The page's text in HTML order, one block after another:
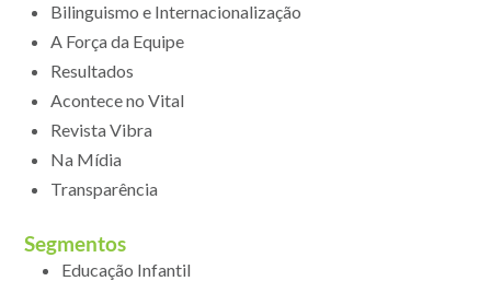
Bilinguismo e Internacionalização
A Força da Equipe
Resultados
Acontece no Vital
Revista Vibra
Na Mídia
Transparência
Segmentos
Educação Infantil